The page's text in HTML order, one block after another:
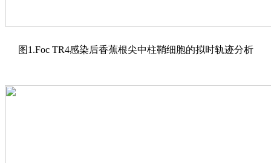
图1.Foc TR4感染后香蕉根尖中柱鞘细胞的拟时轨迹分析